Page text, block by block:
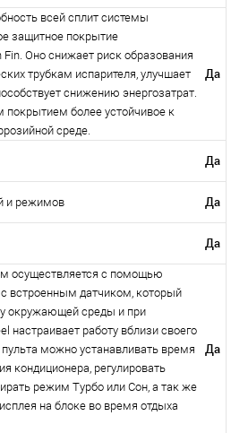
всей сплит системы
защитное покрытие
Оно снижает риск образования
трубкам испарителя, улучшает
снижению энергозатрат.
более устойчивое к
среде.
Да
Да
и режимов Да
Да
осуществляется с помощью
с встроенным датчиком, который
окружающей среды и при
настраивает работу вблизи своего
можно устанавливать время
кондиционера, регулировать
режим Турбо или Сон, а так же
на блоке во время отдыха
Да